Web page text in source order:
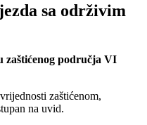
sa održivim
zaštićenog područja VI
zaštićenom,
na uvid.